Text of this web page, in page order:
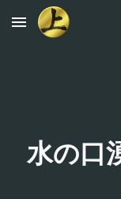
Skip to main content
水の口